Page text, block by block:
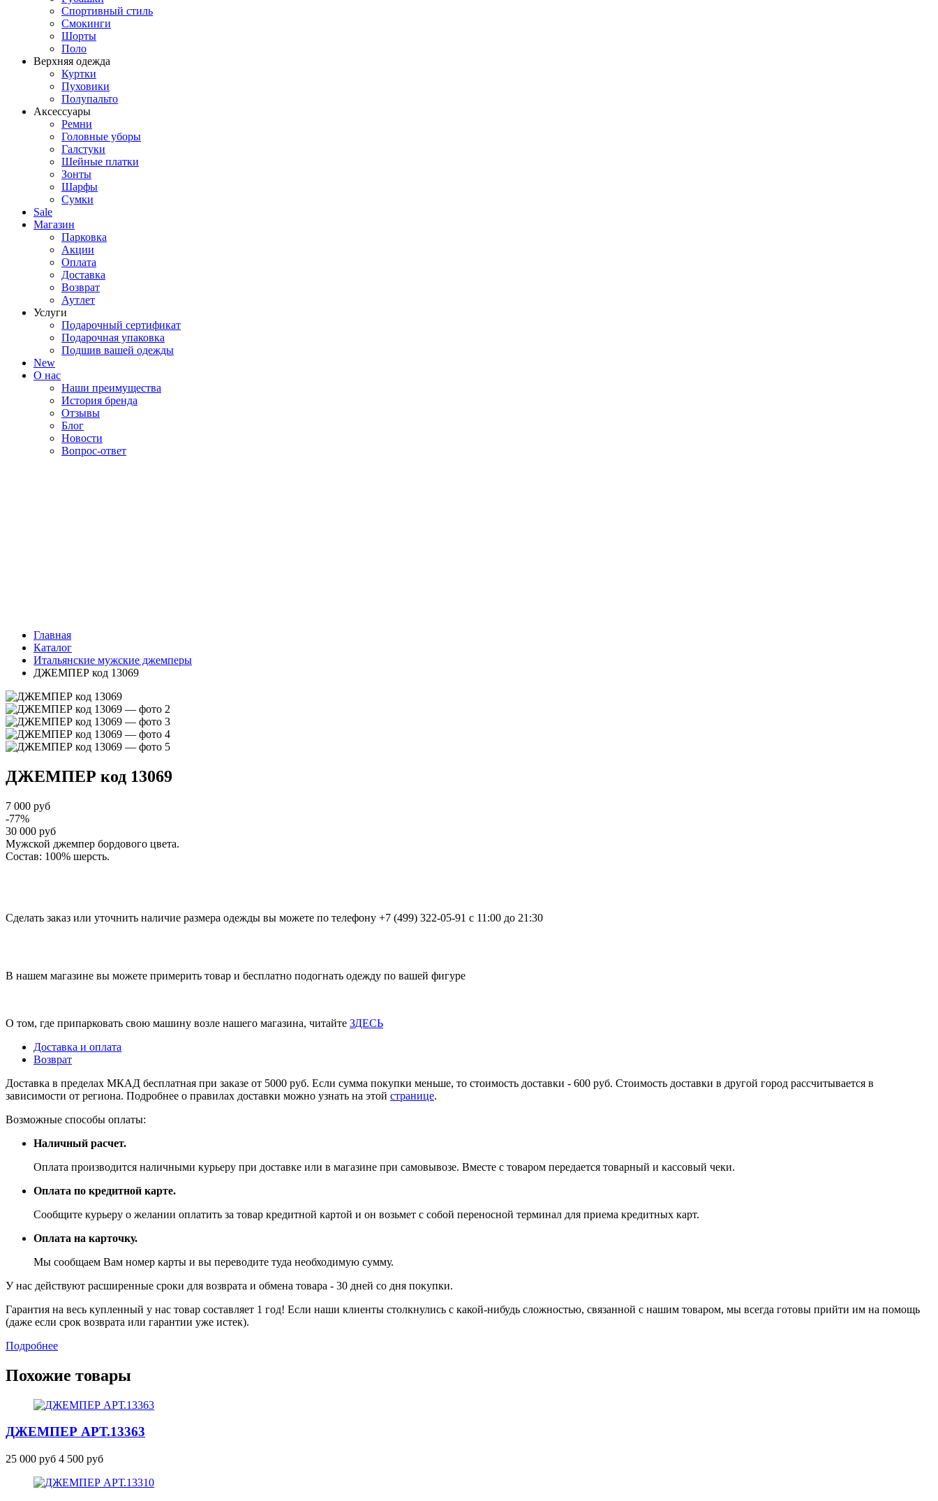
Спортивный стиль
Смокинги
Шорты
Поло
Верхняя одежда
Куртки
Пуховики
Полупальто
Аксессуары
Ремни
Головные уборы
Галстуки
Шейные платки
Зонты
Шарфы
Сумки
Sale
Магазин
Парковка
Акции
Оплата
Доставка
Возврат
Аутлет
Услуги
Подарочный сертификат
Подарочная упаковка
Подшив вашей одежды
New
О нас
Наши преимущества
История бренда
Отзывы
Блог
Новости
Вопрос-ответ
Главная
Каталог
Итальянские мужские джемперы
ДЖЕМПЕР код 13069
ДЖЕМПЕР код 13069
7 000 руб
-77%
30 000 руб
Мужской джемпер бордового цвета.
Состав: 100% шерсть.
Сделать заказ или уточнить наличие размера одежды вы можете по телефону +7 (499) 322-05-91 с 11:00 до 21:30
В нашем магазине вы можете примерить товар и бесплатно подогнать одежду по вашей фигуре
О том, где припарковать свою машину возле нашего магазина, читайте ЗДЕСЬ
Доставка и оплата
Возврат
Доставка в пределах МКАД бесплатная при заказе от 5000 руб. Если сумма покупки меньше, то стоимость доставки - 600 руб. Стоимость доставки в другой город рассчитывается в
зависимости от региона. Подробнее о правилах доставки можно узнать на этой странице.
Возможные способы оплаты:
Наличный расчет.
Оплата производится наличными курьеру при доставке или в магазине при самовывозе. Вместе с товаром передается товарный и кассовый чеки.
Оплата по кредитной карте.
Сообщите курьеру о желании оплатить за товар кредитной картой и он возьмет с собой переносной терминал для приема кредитных карт.
Оплата на карточку.
Мы сообщаем Вам номер карты и вы переводите туда необходимую сумму.
У нас действуют расширенные сроки для возврата и обмена товара - 30 дней со дня покупки.
Гарантия на весь купленный у нас товар составляет 1 год! Если наши клиенты столкнулись с какой-нибудь сложностью, связанной с нашим товаром, мы всегда готовы прийти им на помощь
(даже если срок возврата или гарантии уже истек).
Подробнее
Похожие товары
ДЖЕМПЕР АРТ.13363
25 000 руб 4 500 руб